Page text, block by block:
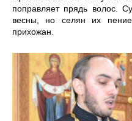
поправляет прядь волос.
весны, но селян их
прихожан.